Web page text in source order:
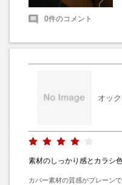
0件のコメント
オッ
素材のしっかり感とカラシ
カバー素材の質感がプレーン